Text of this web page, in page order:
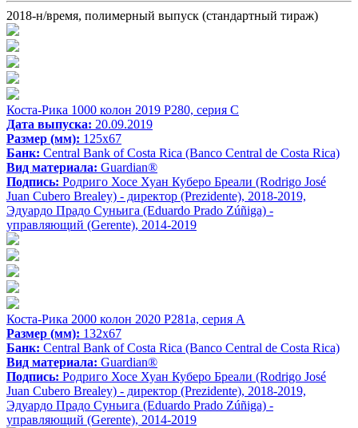
2018-н/время, полимерный выпуск (стандартный тираж)
Коста-Рика 1000 колон 2019 P280, серия C
Дата выпуска: 20.09.2019
Размер (мм): 125x67
Банк: Central Bank of Costa Rica (Banco Central de Costa Rica)
Вид материала: Guardian®
Подпись: Родриго Хосе Хуан Куберо Бреали (Rodrigo José
Juan Cubero Brealey) - директор (Prezidente), 2018-2019,
Эдуардо Прадо Суньига (Eduardo Prado Zúñiga) -
управляющий (Gerente), 2014-2019
Коста-Рика 2000 колон 2020 P281a, серия A
Размер (мм): 132x67
Банк: Central Bank of Costa Rica (Banco Central de Costa Rica)
Вид материала: Guardian®
Подпись: Родриго Хосе Хуан Куберо Бреали (Rodrigo José
Juan Cubero Brealey) - директор (Prezidente), 2018-2019,
Эдуардо Прадо Суньига (Eduardo Prado Zúñiga) -
управляющий (Gerente), 2014-2019